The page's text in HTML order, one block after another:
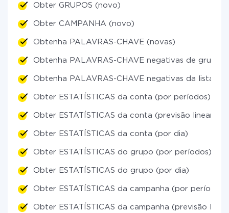
Obter GRUPOS (novo)
Obter CAMPANHA (novo)
Obtenha PALAVRAS-CHAVE (novas)
Obtenha PALAVRAS-CHAVE negativas de grupos
Obtenha PALAVRAS-CHAVE negativas da lista
Obter ESTATÍSTICAS da conta (por períodos)
Obter ESTATÍSTICAS da conta (previsão linear)
Obter ESTATÍSTICAS da conta (por dia)
Obter ESTATÍSTICAS do grupo (por períodos)
Obter ESTATÍSTICAS do grupo (por dia)
Obter ESTATÍSTICAS da campanha (por períodos)
Obter ESTATÍSTICAS da campanha (previsão